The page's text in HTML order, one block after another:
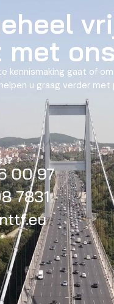
kennismaking gaat of
u graag verder
00 97
7831